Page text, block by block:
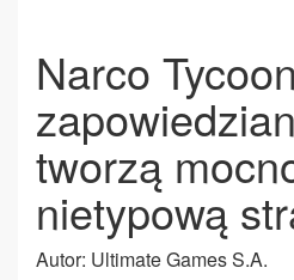
Narco
tworzą
nietypową
Autor: Ultimate Games S.A.